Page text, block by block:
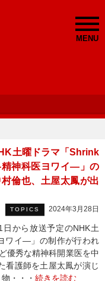
MENU
土曜ドラマ「Shrink
神科医ヨワイ―」の
倫也、土屋太鳳が出
TOPICS 2024年3月28日
から放送予定のNHK土
ワイ―」の制作が行われ
秀な精神科開業医を中
看護師を土屋太鳳が演じ
・・・ 続きを読む